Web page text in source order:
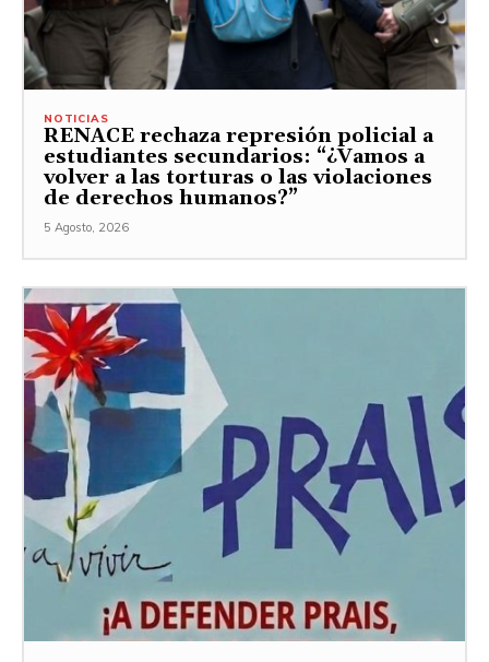
NOTICIAS
RENACE rechaza represión policial a
estudiantes secundarios: “¿Vamos a
volver a las torturas o las violaciones
de derechos humanos?”
5 Agosto, 2026